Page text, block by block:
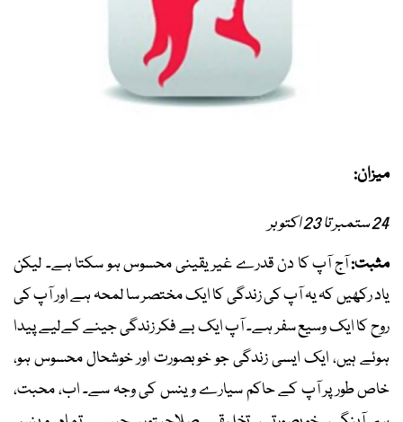
میزان:
24 ستمبر تا 23 اکتوبر
مثبت:آج آپ کا دن قدرے غیر یقینی محسوس ہو سکتا ہے۔ لیکن
یاد رکھیں کہ یہ آپ کی زندگی کا ایک مختصر سا لمحہ ہے اور آپ کی
روح کا ایک وسیع سفر ہے۔ آپ ایک بے فکر زندگی جینے کےلیے پیدا
ہوئے ہیں، ایک ایسی زندگی جو خوبصورت اور خوشحال محسوس ہو،
خاص طور پر آپ کے حاکم سیارے وینس کی وجہ سے۔ اب، محبت،